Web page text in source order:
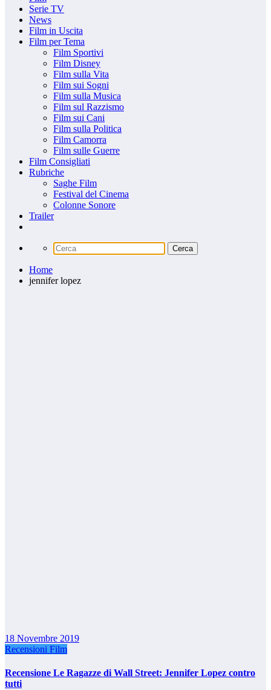
Serie TV
News
Film in Uscita
Film per Tema
Film Sportivi
Film Disney
Film sulla Vita
Film sui Sogni
Film sulla Musica
Film sul Razzismo
Film sui Cani
Film sulla Politica
Film Camorra
Film sulle Guerre
Film Consigliati
Rubriche
Saghe Film
Festival del Cinema
Colonne Sonore
Trailer
Home
jennifer lopez
18 Novembre 2019
Recensioni Film
Recensione Le Ragazze di Wall Street: Jennifer Lopez contro
tutti